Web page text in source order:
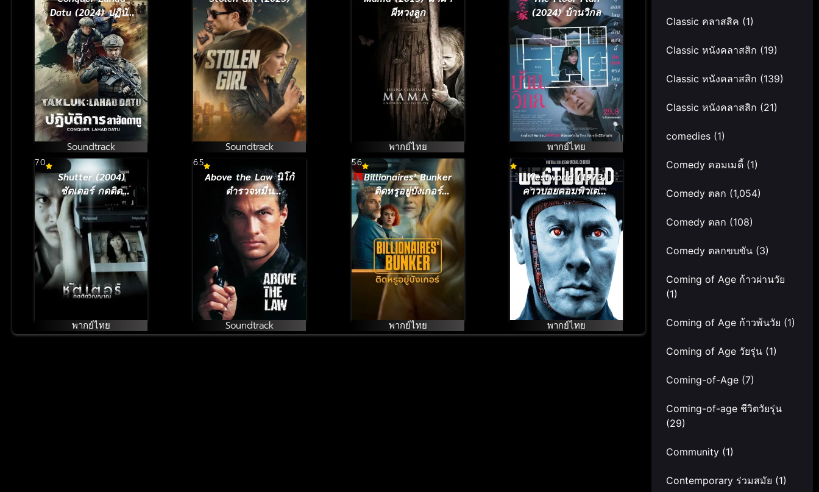
Datu (2024) ปฏิบัติ
การลาฮัดดาตู
Soundtrack Soundtrack
ผีหวงลูก
พากย์ไทย
(2024) บ้านวิกล
พากย์ไทย
7.0
Shutter (2004)
ชัตเตอร์ กดติด
วิญญาณ
พากย์ไทย
6.5
Above the Law นิโก้
ตำรวจหมื่น
ฟาเรนไฮต์ (1988)
Soundtrack
5.6
Billionaires’ Bunker
ติดหรูอยู่บังเกอร์
(2025)
พากย์ไทย
Westworld (1973)
คาวบอยคอมพิวเตอร์
[ซับไทย]
พากย์ไทย
Classic คลาสสิค (1)
Classic หนังคลาสสิก (19)
Classic หนังคลาสสิก (139)
Classic หนังคลาสสิก (21)
comedies (1)
Comedy คอมเมดี้ (1)
Comedy ตลก (1,054)
Comedy ตลก (108)
Comedy ตลกขบขัน (3)
Coming of Age ก้าวผ่านวัย
(1)
Coming of Age ก้าวพ้นวัย (1)
Coming of Age วัยรุ่น (1)
Coming-of-Age (7)
Coming-of-age ชีวิตวัยรุ่น
(29)
Community (1)
Contemporary ร่วมสมัย (1)